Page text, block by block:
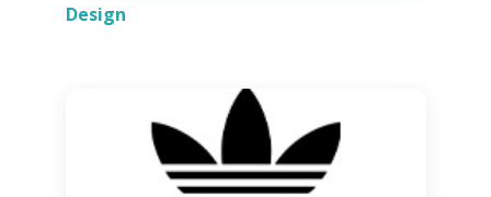
Design